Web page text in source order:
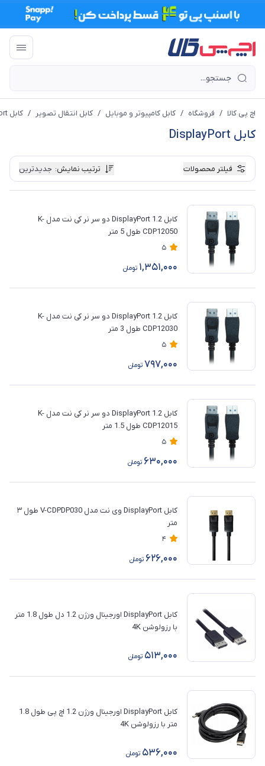
اچ پی کالا / فروشگاه / کابل کامپیوتر و موبایل / کابل انتقال تصویر / کابل DisplayPort
کابل DisplayPort
فیلتر محصولات ترتیب نمایش: جدیدترین
کابل 1.2 DisplayPort دو سر نر کی نت مدل K-
CDP12050 طول 5 متر
5
1,351,000 تومان
کابل 1.2 DisplayPort دو سر نر کی نت مدل K-
CDP12030 طول 3 متر
5
797,000 تومان
کابل 1.2 DisplayPort دو سر نر کی نت مدل K-
CDP12015 طول 1.5 متر
5
630,000 تومان
کابل DisplayPort وی نت مدل V-CDPDP030 طول ۳
متر
4
626,000 تومان
کابل DisplayPort اورجینال ورژن 1.2 دل طول 1.8 متر
با رزولوشن 4K
513,000 تومان
کابل DisplayPort اورجینال ورژن 1.2 اچ پی طول 1.8
متر با رزولوشن 4K
536,000 تومان